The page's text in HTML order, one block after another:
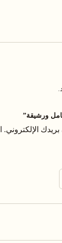
ورشيقة”
الإلكتروني.